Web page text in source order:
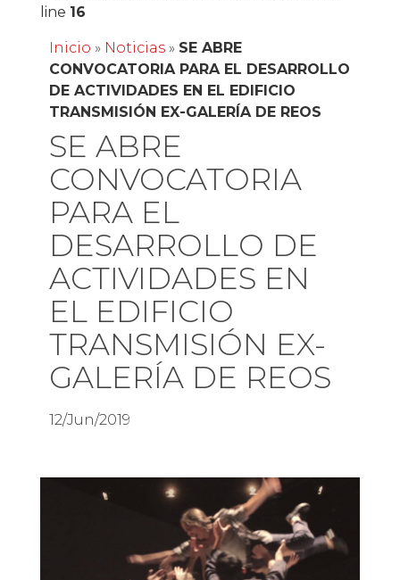
line 16
Inicio » Noticias» SE ABRE
CONVOCATORIA PARA EL DESARROLLO
DE ACTIVIDADES EN EL EDIFICIO
TRANSMISIÓN EX-GALERÍA DE REOS
SE ABRE
CONVOCATORIA
PARA EL
DESARROLLO DE
ACTIVIDADES EN
EL EDIFICIO
TRANSMISIÓN EX-
GALERÍA DE REOS
12/Jun/2019